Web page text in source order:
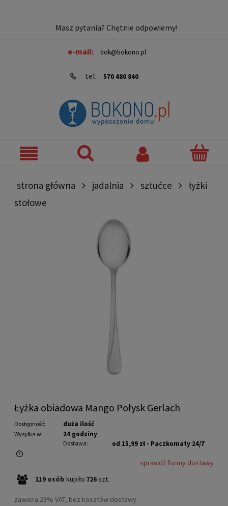
Masz pytania? Chętnie odpowiemy!
e-mail: bok@bokono.pl
tel: 570 480 840
strona główna jadalnia sztućce
łyżki
stołowe
Łyżka obiadowa Mango Połysk Gerlach
Dostępność: duża ilość
Wysyłka w: 24 godziny
Dostawa: od 15,99 zł - Paczkomaty 24/7
Cena nie zawiera ewentualnych kosztów płatności
sprawdź formy dostawy
119 osób kupiło 726 szt.
zawiera 23% VAT, bez kosztów dostawy